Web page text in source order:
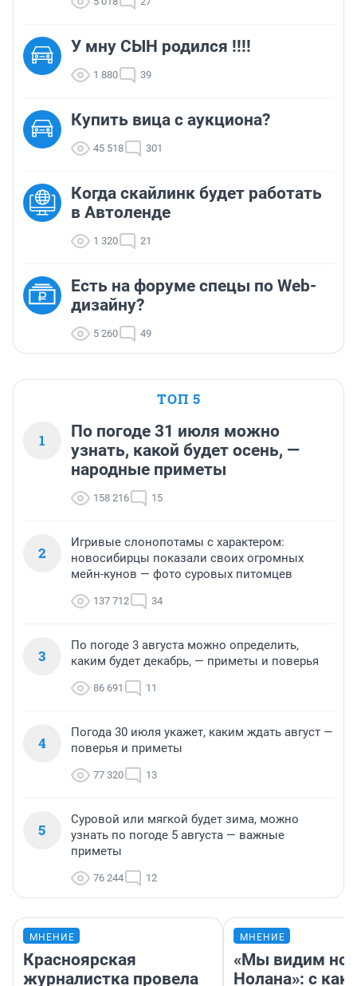
У мну СЫН родился !!!!
1 880 39
Купить вица с аукциона?
45 518 301
Когда скайлинк будет работать
в Автоленде
1 320 21
Есть на форуме спецы по Web-
дизайну?
5 260 49
ТОП 5
1
По погоде 31 июля можно
узнать, какой будет осень, —
народные приметы
158 216 15
2
Игривые слонопотамы с характером:
новосибирцы показали своих огромных
мейн-кунов — фото суровых питомцев
137 712 34
3
По погоде 3 августа можно определить,
каким будет декабрь, — приметы и поверья
86 691 11
4
Погода 30 июля укажет, каким ждать август —
поверья и приметы
77 320 13
5
Суровой или мягкой будет зима, можно
узнать по погоде 5 августа — важные
приметы
76 244 12
МНЕНИЕ
Красноярская
журналистка провела
МНЕНИЕ
«Мы видим
Нолана»: с